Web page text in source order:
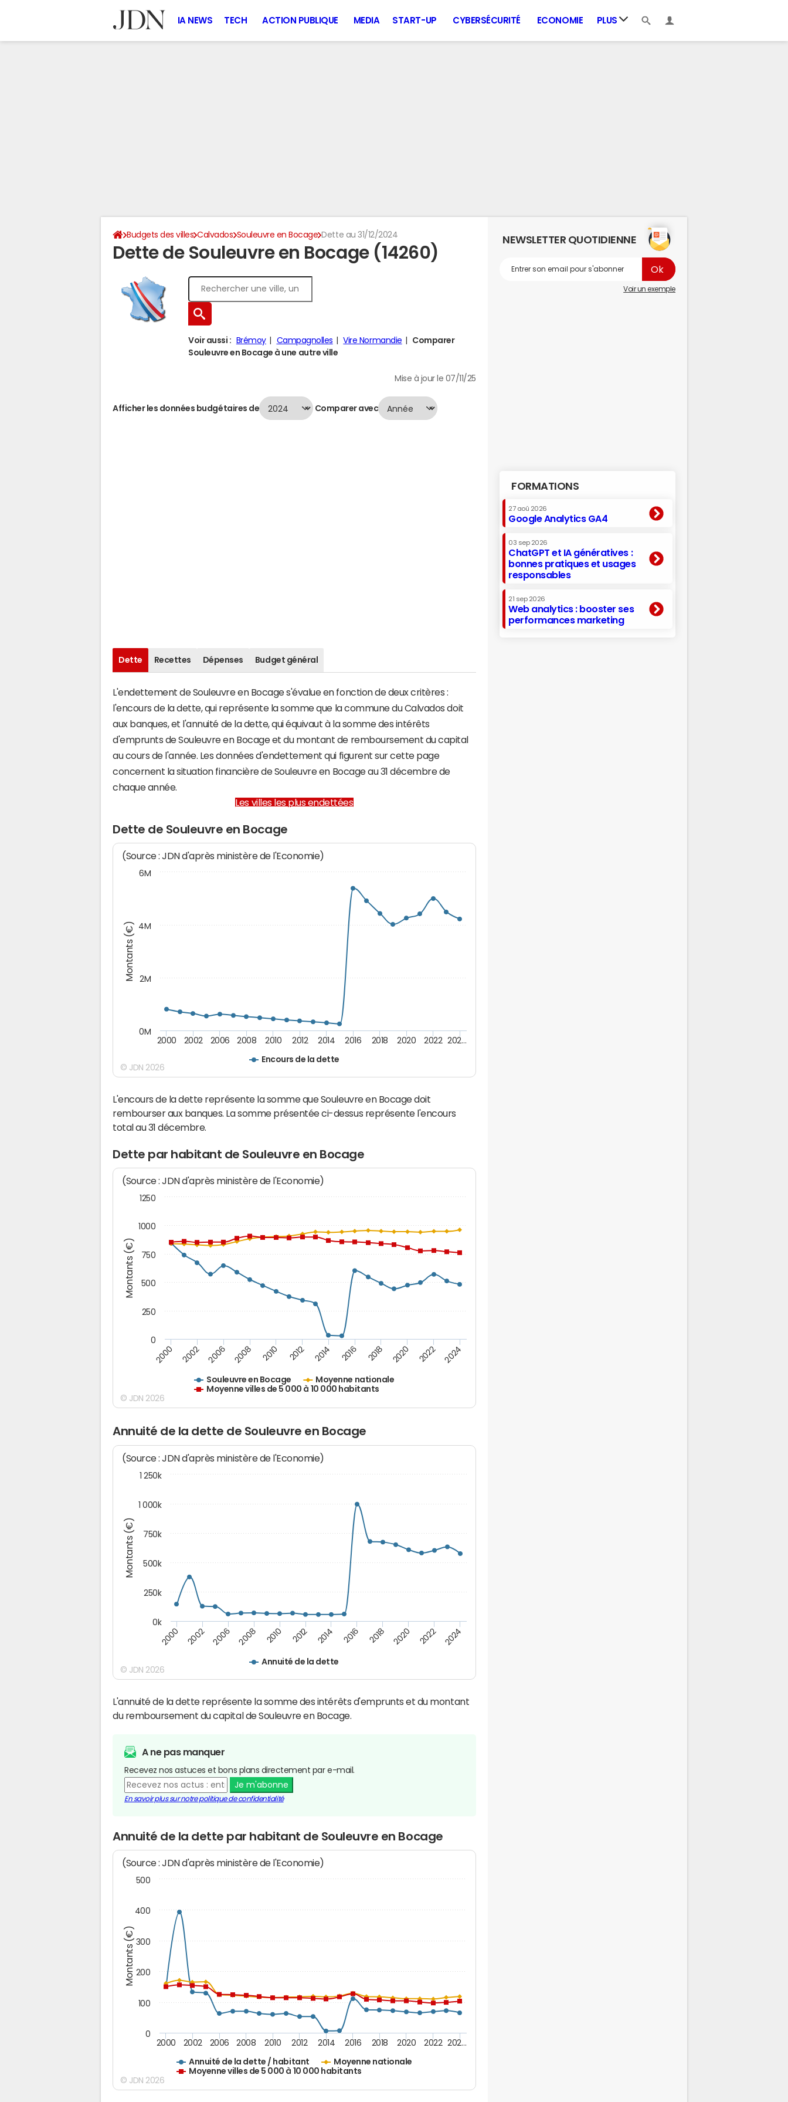
IA NEWS TECH ACTION PUBLIQUE MEDIA START-UP CYBERSÉCURITÉ ECONOMIE PLUS
Budgets des villes Calvados Souleuvre en Bocage Dette au 31/12/2024
Dette de Souleuvre en Bocage (14260)
Voir aussi : Brémoy Campagnolles Vire Normandie
Comparer
Souleuvre en Bocage à une autre ville
Mise à jour le 07/11/25
Afficher les données budgétaires de Comparer avec
Dette Recettes Dépenses Budget général
L'endettement de Souleuvre en Bocage s'évalue en fonction de deux critères :
l'encours de la dette, qui représente la somme que la commune du Calvados doit
aux banques, et l'annuité de la dette, qui équivaut à la somme des intérêts
d'emprunts de Souleuvre en Bocage et du montant de remboursement du capital
au cours de l'année. Les données d'endettement qui figurent sur cette page
concernent la situation financière de Souleuvre en Bocage au 31 décembre de
chaque année.
Les villes les plus endettées
Dette de Souleuvre en Bocage
Montants (€)
(Source : JDN d'après ministère de l'Economie)
Encours de la dette
2000 2002 2006 2008 2010 2012 2014 2016 2018 2020 2022 202…
0M
2M
4M
6M
© JDN 2026
L'encours de la dette représente la somme que Souleuvre en Bocage doit
rembourser aux banques. La somme présentée ci-dessus représente l'encours
total au 31 décembre.
Dette par habitant de Souleuvre en Bocage
Montants (€)
(Source : JDN d'après ministère de l'Economie)
Souleuvre en Bocage
Moyenne nationale
Moyenne villes de 5 000 à 10 000 habitants
2000 2002 2006 2008 2010 2012 2014 2016 2018 2020 2022 2024
0
250
500
750
1000
1250
© JDN 2026
Annuité de la dette de Souleuvre en Bocage
Montants (€)
(Source : JDN d'après ministère de l'Economie)
Annuité de la dette
2000 2002 2006 2008 2010 2012 2014 2016 2018 2020 2022 2024
0k
250k
500k
750k
1 000k
1 250k
© JDN 2026
L'annuité de la dette représente la somme des intérêts d'emprunts et du montant
du remboursement du capital de Souleuvre en Bocage.
A ne pas manquer
Recevez nos astuces et bons plans directement par e-mail.
Je m'abonne
En savoir plus sur notre politique de confidentialité
Annuité de la dette par habitant de Souleuvre en Bocage
Montants (€)
(Source : JDN d'après ministère de l'Economie)
Annuité de la dette / habitant
Moyenne nationale
Moyenne villes de 5 000 à 10 000 habitants
2000 2002 2006 2008 2010 2012 2014 2016 2018 2020 2022 202…
0
100
200
300
400
500
© JDN 2026
NEWSLETTER QUOTIDIENNE
Voir un exemple
FORMATIONS
27 aoû 2026
Google Analytics GA4
03 sep 2026
ChatGPT et IA génératives :
bonnes pratiques et usages
responsables
21 sep 2026
Web analytics : booster ses
performances marketing